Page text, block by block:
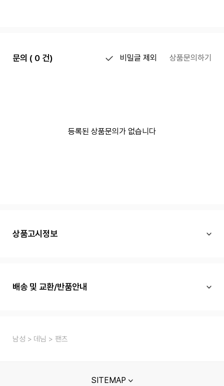
문의 ( 0 건) 비밀글 제외 상품문의하기
등록된 상품문의가 없습니다
상품고시정보
배송 및 교환/반품안내
남성 데님 팬츠
SITEMAP